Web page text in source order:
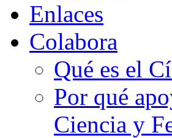
Enlaces
Colabora
Qué es el
Por qué
Ciencia y